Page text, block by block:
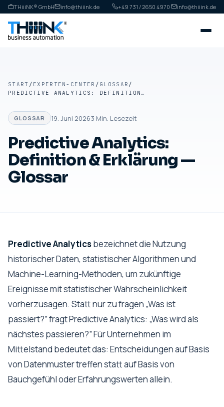
THiiiNK® GmbH info@thiiink.de +49 731 / 2650 4970· info@thiiink.de
START / EXPERTEN-CENTER / GLOSSAR /
PREDICTIVE ANALYTICS: DEFINITION & ERKLÄRUNG — GLOSSAR
GLOSSAR 19. Juni 20263 Min. Lesezeit
Predictive Analytics:
Definition & Erklärung —
Glossar
Predictive Analyticsbezeichnet die Nutzung
historischer Daten, statistischer Algorithmen und
Machine-Learning-Methoden, um zukünftige
Ereignisse mit statistischer Wahrscheinlichkeit
vorherzusagen. Statt nur zu fragen „Was ist
passiert?” fragt Predictive Analytics: „Was wird als
nächstes passieren?” Für Unternehmen im
Mittelstand bedeutet das: Entscheidungen auf Basis
von Datenmuster treffen statt auf Basis von
Bauchgefühl oder Erfahrungswerten allein.